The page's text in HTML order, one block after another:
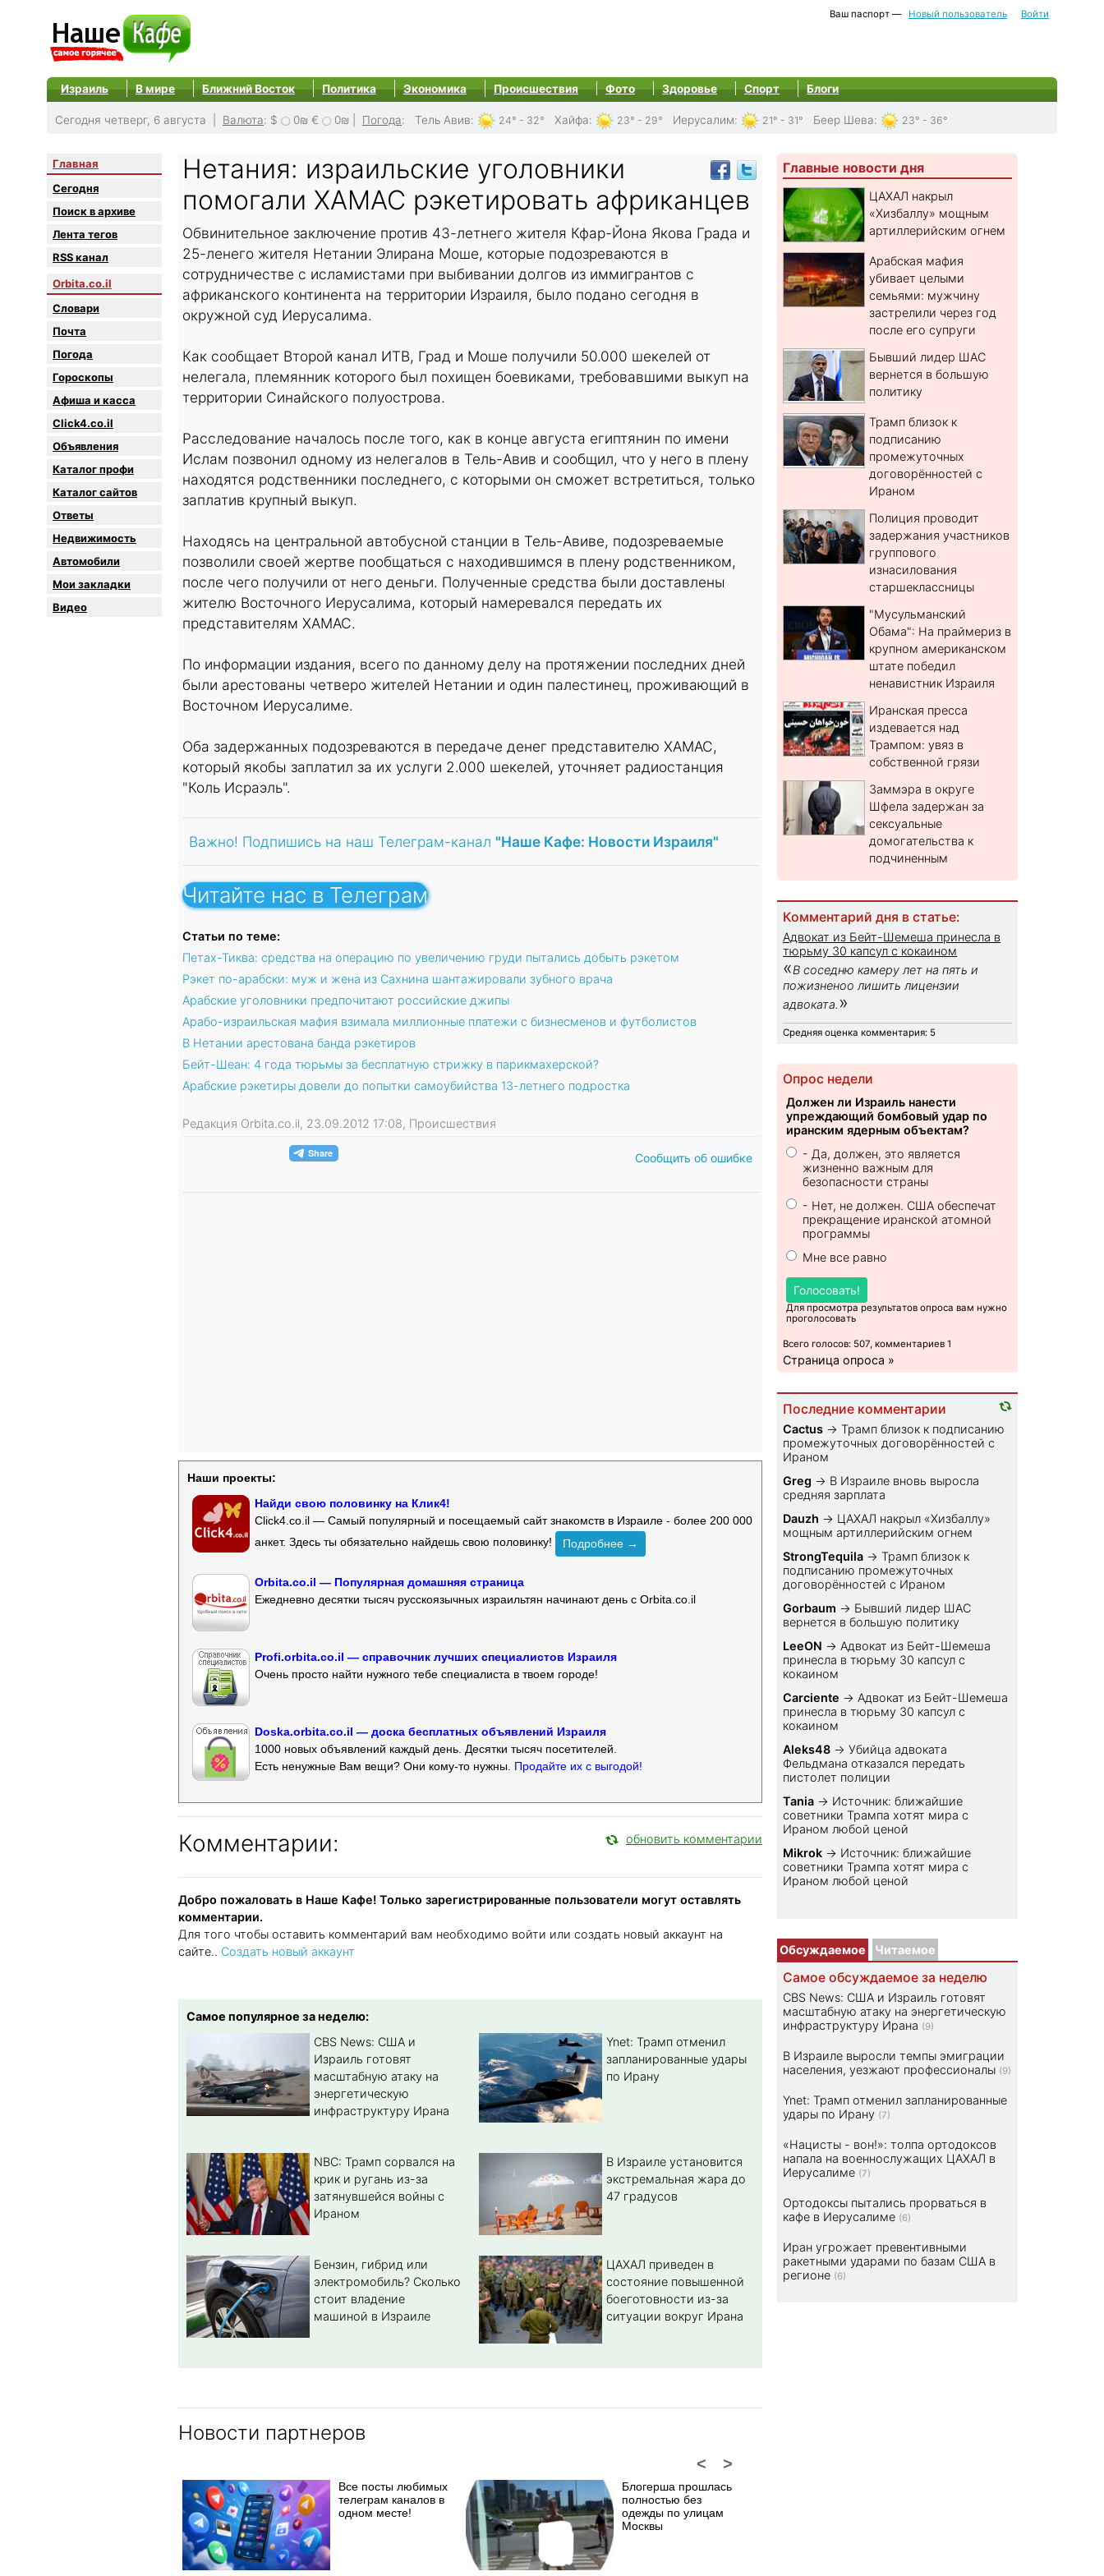
Ваш паспорт — Новый пользователь Войти
Израиль В мире Ближний Восток Политика Экономика Происшествия Фото Здоровье Спорт Блоги
Сегодня четверг, 6 августа | Валюта: $ 0₪ € 0₪ Погода: Тель Авив: 24° - 32° Хайфа: 23° - 29° Иерусалим: 21° - 31° Беер Шева: 23° - 36°
Главная
Сегодня
Поиск в архиве
Лента тегов
RSS канал
Orbita.co.il
Словари
Почта
Погода
Гороскопы
Афиша и касса
Click4.co.il
Объявления
Каталог профи
Каталог сайтов
Oтветы
Недвижимость
Автомобили
Мои закладки
Видео
Нетания: израильские уголовники
помогали ХАМАС рэкетировать африканцев
Обвинительное заключение против 43-летнего жителя Кфар-Йона Якова Града и
25-ленего жителя Нетании Элирана Моше, которые подозреваются в
сотрудничестве с исламистами при выбивании долгов из иммигрантов с
африканского континента на территории Израиля, было подано сегодня в
окружной суд Иерусалима.
Как сообщает Второй канал ИТВ, Град и Моше получили 50.000 шекелей от
нелегала, племянник которого был похищен боевиками, требовавшими выкуп на
территории Синайского полуострова.
Расследование началось после того, как в конце августа египтянин по имени
Ислам позвонил одному из нелегалов в Тель-Авив и сообщил, что у него в плену
находятся родственники последнего, с которыми он сможет встретиться, только
заплатив крупный выкуп.
Находясь на центральной автобусной станции в Тель-Авиве, подозреваемые
позволили своей жертве пообщаться с находившимся в плену родственником,
после чего получили от него деньги. Полученные средства были доставлены
жителю Восточного Иерусалима, который намеревался передать их
представителям ХАМАС.
По информации издания, всего по данному делу на протяжении последних дней
были арестованы четверо жителей Нетании и один палестинец, проживающий в
Восточном Иерусалиме.
Оба задержанных подозреваются в передаче денег представителю ХАМАС,
который якобы заплатил за их услуги 2.000 шекелей, уточняет радиостанция
"Коль Исраэль".
Важно! Подпишись на наш Телеграм-канал "Наше Кафе: Новости Израиля"
Читайте нас в Телеграм
Статьи по теме:
Петах-Тиква: средства на операцию по увеличению груди пытались добыть рэкетом
Рэкет по-арабски: муж и жена из Сахнина шантажировали зубного врача
Арабские уголовники предпочитают российские джипы
Арабо-израильская мафия взимала миллионные платежи с бизнесменов и футболистов
В Нетании арестована банда рэкетиров
Бейт-Шеан: 4 года тюрьмы за бесплатную стрижку в парикмахерской?
Арабские рэкетиры довели до попытки самоубийства 13-летнего подростка
Редакция Orbita.co.il, 23.09.2012 17:08, Происшествия
Сообщить об ошибке
Наши проекты:
Найди свою половинку на Клик4!
Click4.co.il — Самый популярный и посещаемый сайт знакомств в Израиле - более 200 000
анкет. Здесь ты обязательно найдешь свою половинку!
Подробнее →
Orbita.co.il — Популярная домашняя страница
Ежедневно десятки тысяч русскоязычных израильтян начинают день с Orbita.co.il
Profi.orbita.co.il — справочник лучших специалистов Израиля
Очень просто найти нужного тебе специалиста в твоем городе!
Doska.orbita.co.il — доска бесплатных объявлений Израиля
1000 новых объявлений каждый день. Десятки тысяч посетителей.
Есть ненужные Вам вещи? Они кому-то нужны. Продайте их с выгодой!
Комментарии: обновить комментарии
Добро пожаловать в Наше Кафе! Только зарегистрированные пользователи могут оставлять
комментарии.
Для того чтобы оставить комментарий вам необходимо войти или создать новый аккаунт на
сайте.. Создать новый аккаунт
Самое популярное за неделю:
CBS News: США и
Израиль готовят
масштабную атаку на
энергетическую
инфраструктуру Ирана
Ynet: Трамп отменил
запланированные удары
по Ирану
NBC: Трамп сорвался на
крик и ругань из-за
затянувшейся войны с
Ираном
В Израиле установится
экстремальная жара до
47 градусов
Бензин, гибрид или
электромобиль? Cколько
стоит владение
машиной в Израиле
ЦАХАЛ приведен в
состояние повышенной
боеготовности из-за
ситуации вокруг Ирана
Новости партнеров
>
<
Все посты любимых
телеграм каналов в
одном месте!
Блогерша прошлась
полностью без
одежды по улицам
Москвы
Главные новости дня
ЦАХАЛ накрыл
«Хизбаллу» мощным
артиллерийским огнем
Арабская мафия
убивает целыми
семьями: мужчину
застрелили через год
после его супруги
Бывший лидер ШАС
вернется в большую
политику
Трамп близок к
подписанию
промежуточных
договорённостей с
Ираном
Полиция проводит
задержания участников
группового
изнасилования
старшеклассницы
"Мусульманский
Обама": На праймериз в
крупном американском
штате победил
ненавистник Израиля
Иранская пресса
издевается над
Трампом: увяз в
собственной грязи
Заммэра в округе
Шфела задержан за
сексуальные
домогательства к
подчиненным
Комментарий дня в статье:
Адвокат из Бейт-Шемеша принесла в
тюрьму 30 капсул с кокаином
«В соседню камеру лет на пять и
пожизненоо лишить лицензии
адвоката. »
Средняя оценка комментария: 5
Опрос недели
Должен ли Израиль нанести
упреждающий бомбовый удар по
иранским ядерным объектам?
- Да, должен, это является
жизненно важным для
безопасности страны
- Нет, не должен. США обеспечат
прекращение иранской атомной
программы
Мне все равно
Голосовать!
Для просмотра результатов опроса вам нужно
проголосовать
Всего голосов: 507, комментариев 1
Страница опроса »
Последние комментарии
Cactus →Трамп близок к подписанию
промежуточных договорённостей с
Ираном
Greg → В Израиле вновь выросла
средняя зарплата
Dauzh → ЦАХАЛ накрыл «Хизбаллу»
мощным артиллерийским огнем
StrongTequila →Трамп близок к
подписанию промежуточных
договорённостей с Ираном
Gorbaum → Бывший лидер ШАС
вернется в большую политику
LeeON → Адвокат из Бейт-Шемеша
принесла в тюрьму 30 капсул с
кокаином
Carciente → Адвокат из Бейт-Шемеша
принесла в тюрьму 30 капсул с
кокаином
Aleks48 →Убийца адвоката
Фельдмана отказался передать
пистолет полиции
Tania → Источник: ближайшие
советники Трампа хотят мира с
Ираном любой ценой
Mikrok → Источник: ближайшие
советники Трампа хотят мира с
Ираном любой ценой
Обсуждаемое Читаемое
Самое обсуждаемое за неделю
CBS News: США и Израиль готовят
масштабную атаку на энергетическую
инфраструктуру Ирана (9)
В Израиле выросли темпы эмиграции
населения, уезжают профессионалы (9)
Ynet: Трамп отменил запланированные
удары по Ирану (7)
«Нацисты - вон!»: толпа ортодоксов
напала на военнослужащих ЦАХАЛ в
Иерусалиме (7)
Ортодоксы пытались прорваться в
кафе в Иерусалиме (6)
Иран угрожает превентивными
ракетными ударами по базам США в
регионе (6)